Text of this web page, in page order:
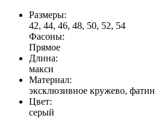
Размеры:
42, 44, 46, 48, 50, 52, 54
Фасоны:
Прямое
Длина:
макси
Материал:
эксклюзивное кружево, фатин
Цвет:
серый